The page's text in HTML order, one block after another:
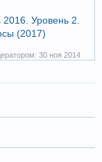
Уровень 2.
(2017)
30 ноя 2014